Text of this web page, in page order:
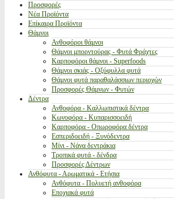
Προσφορές
Νέα Προϊόντα
Επίκαιρα Προϊόντα
Θάμνοι
Ανθοφόροι θάμνοι
Θάμνοι μπορντούρας - Φυτά Φράχτες
Καρποφόροι θάμνοι - Superfoods
Θάμνοι σκιάς - Οξύφυλλα φυτά
Θάμνοι φυτά παραθαλάσσιων περιοχών
Προσφορές Θάμνων - Φυτών
Δέντρα
Ανθοφόρα - Καλλωπιστικά δέντρα
Κωνοφόρα - Κυπαρισσοειδή
Καρποφόρα - Οπωροφόρα δέντρα
Εσπεριδοειδή - Ξυνόδεντρα
Μίνι - Νάνα δεντράκια
Τροπικά φυτά - δένδρα
Προσφορές Δέντρων
Ανθόφυτα - Αρωματικά - Ετήσια
Ανθόφυτα - Πολυετή ανθοφόρα
Εποχιακά φυτά